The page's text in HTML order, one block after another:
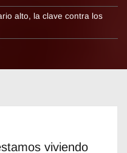
alto, la clave contra los
viviendo